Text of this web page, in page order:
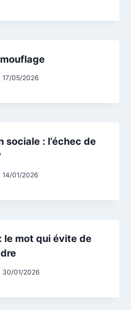
17/05/2026
sociale : l’échec de
14/01/2026
le mot qui évite de
30/01/2026